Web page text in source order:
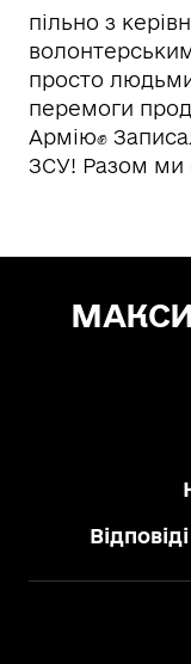
пільно з
просто
перемоги
Армію✊
ЗСУ! Разом ми